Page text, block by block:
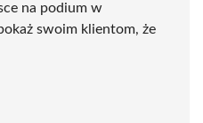
na podium w
swoim klientom, że